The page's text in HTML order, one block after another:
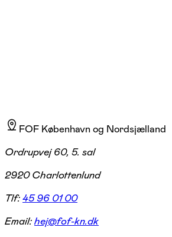
FOF København og Nordsjælland
Ordrupvej 60, 5. sal
2920 Charlottenlund
Tlf:45 96 01 00
Email:hej@fof-kn.dk